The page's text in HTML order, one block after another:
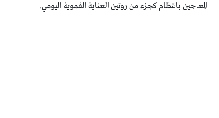
المعاجين بانتظام كجزء من روتين العناية الفموية اليومي.